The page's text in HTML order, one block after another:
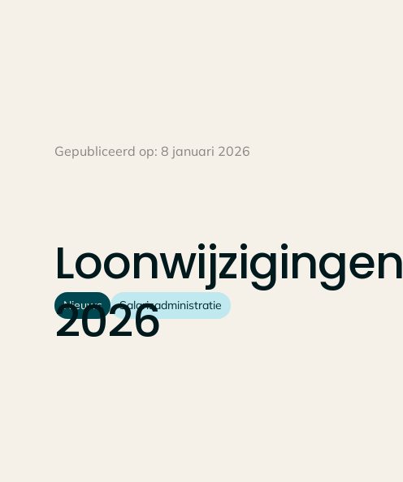
Gepubliceerd op: 8 januari 2026
Loonwijzigingen
2026
Nieuws Salarisadministratie